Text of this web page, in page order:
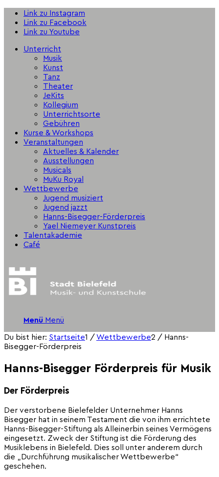
Link zu Instagram
Link zu Facebook
Link zu Youtube
Unterricht
Musik
Kunst
Tanz
Theater
JeKits
Kollegium
Unterrichtsorte
Gebühren
Kurse & Workshops
Veranstaltungen
Aktuelles & Kalender
Ausstellungen
Musicals
MuKu Royal
Wettbewerbe
Jugend musiziert
Jugend jazzt
Hanns-Bisegger-Förderpreis
Yael Niemeyer Kunstpreis
Talentakademie
Café
Menü Menü
Du bist hier: Startseite1 /Wettbewerbe2 / Hanns-
Bisegger-Förderpreis
Hanns-Bisegger Förderpreis für Musik
Der Förderpreis
Der verstorbene Bielefelder Unternehmer Hanns
Bisegger hat in seinem Testament die von ihm errichtete
Hanns-Bisegger-Stiftung als Alleinerbin seines Vermögens
eingesetzt. Zweck der Stiftung ist die Förderung des
Musiklebens in Bielefeld. Dies soll unter anderem durch
die „Durchführung musikalischer Wettbewerbe“
geschehen.